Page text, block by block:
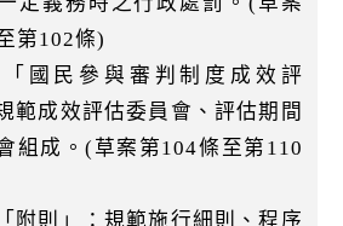
第102條)
國民參與審判制度成效評
範成效評估委員會、評估期間
組成。(草案第104條至第110
附則」：規範施行細則、程序